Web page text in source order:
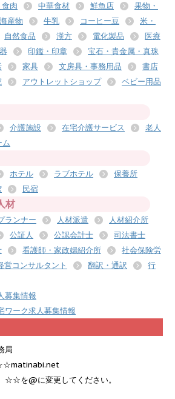
肉 中華食材 鮮魚店
果物・
海産物 牛乳 コーヒー豆
米・
自然食品 漢方 電化製品
医療
印鑑・印章
宝石・貴金属・真珠
家具 文房具・事務用品
書店
アウトレットショップ
ベビー用品
介護施設 在宅介護サービス
老人
ム
ホテル ラブホテル
保養所
民宿
材
ランナー 人材派遣
人材紹介所
公証人 公認会計士
司法書士
看護師・家政婦紹介所
社会保険労
営コンサルタント 翻訳・通訳
行
募集情報
ワーク求人募集情報
局
☆☆を@に変更してください。